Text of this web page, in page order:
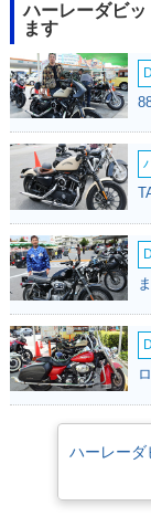
ハーレーダビ
ます
ハーレーダ